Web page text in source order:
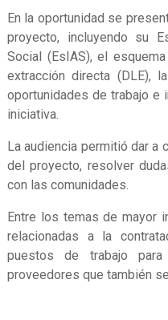
En la oportunidad se
proyecto, incluyendo su
Social (EsIAS), el
extracción directa (DLE),
oportunidades de trabajo e
iniciativa.
La audiencia permitió dar a
del proyecto, resolver
con las comunidades.
Entre los temas de mayor
relacionadas a la
puestos de trabajo
proveedores que también